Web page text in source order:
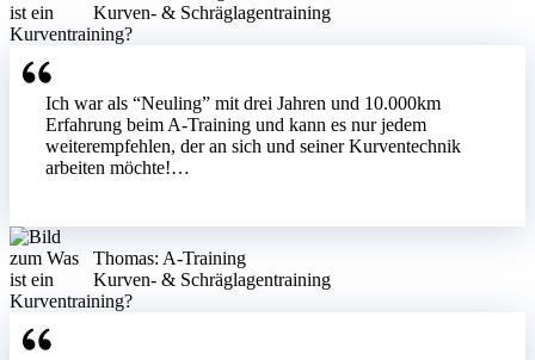
Kurven- & Schräglagentraining
Ich war als “Neuling” mit drei Jahren und 10.000km
Erfahrung beim A-Training und kann es nur jedem
weiterempfehlen, der an sich und seiner Kurventechnik
arbeiten möchte!…
Thomas: A-Training
Kurven- & Schräglagentraining